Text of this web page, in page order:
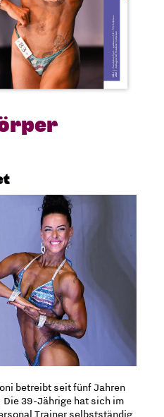
betreibt seit fünf Jahren
39-Jährige hat sich im
Trainer selbstständig